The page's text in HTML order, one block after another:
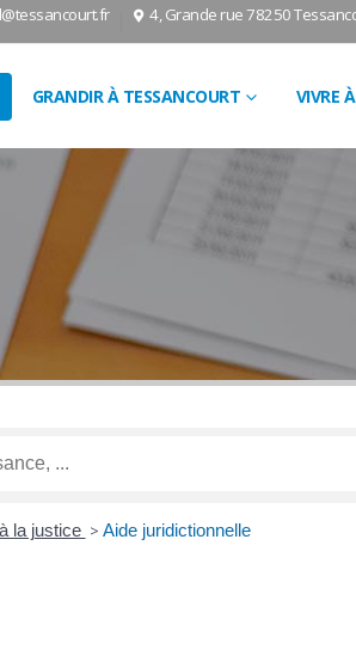
4, Grande rue 78250
GRANDIR À TESSANCOURT VIVRE
la justice > Aide juridictionnelle